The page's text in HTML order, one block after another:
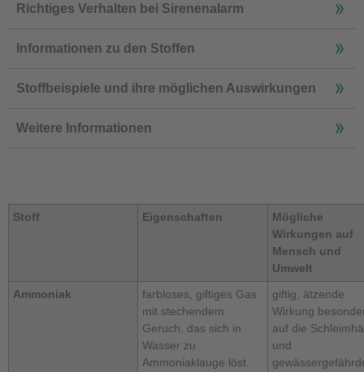
Richtiges Verhalten bei Sirenenalarm
Informationen zu den Stoffen
Stoffbeispiele und ihre möglichen Auswirkungen
Weitere Informationen
Stoff Eigenschaften
Mögliche
Wirkungen auf
Mensch und
Umwelt
Ammoniak
farbloses, giftiges Gas
mit stechendem
Geruch, das sich in
Wasser zu
Ammoniaklauge löst.
giftig, ätzende
Wirkung
auf die
und